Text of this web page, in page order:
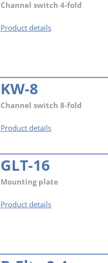
Channel switch 4-fold
Product detailsKW-
KW-8
Channel switch 8-fold
Product detailsKW-
GLT-16
Mounting plate
Product detailsGLT-